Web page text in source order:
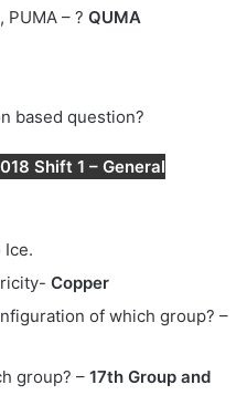
PUMA – ? QUMA
based question?
Shift 1 – General
Ice.
Copper
of which group? –
group? – 17th Group and